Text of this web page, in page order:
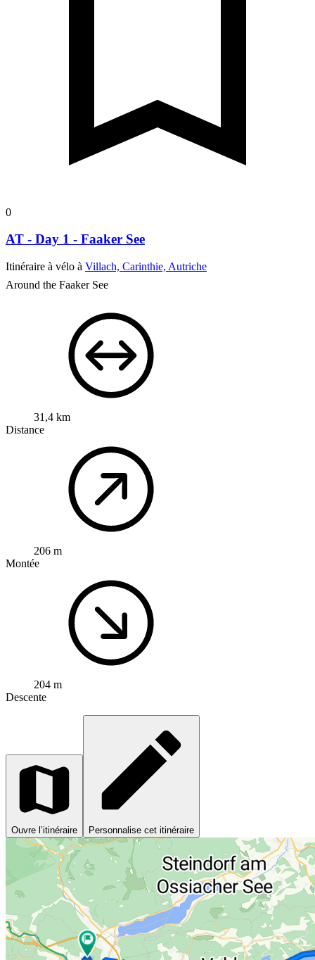
0
AT - Day 1 - Faaker See
Itinéraire à vélo à Villach, Carinthie, Autriche
Around the Faaker See
31,4 km
Distance
206 m
Montée
204 m
Descente
Ouvre l’itinéraire Personnalise cet itinéraire